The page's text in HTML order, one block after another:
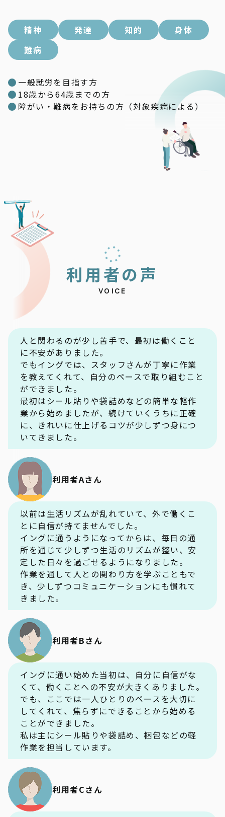
精神 発達 知的
身体
難病
一般就労を目指す方
18歳から64歳までの方
障がい・難病をお持ちの方（対象疾病による）
利用者の声
VOICE
人と関わるのが少し苦手で、最初は働くこと
に不安がありました。
でもイングでは、スタッフさんが丁寧に作業
を教えてくれて、自分のペースで取り組むこと
ができました。
最初はシール貼りや袋詰めなどの簡単な軽作
業から始めましたが、続けていくうちに正確
に、きれいに仕上げるコツが少しずつ身につ
いてきました。
利用者Aさん
以前は生活リズムが乱れていて、外で働くこ
とに自信が持てませんでした。
イングに通うようになってからは、毎日の通
所を通じて少しずつ生活のリズムが整い、安
定した日々を過ごせるようになりました。
作業を通して人との関わり方を学ぶこともで
き、少しずつコミュニケーションにも慣れて
きました。
利用者Bさん
イングに通い始めた当初は、自分に自信がな
くて、働くことへの不安が大きくありました。
でも、ここでは一人ひとりのペースを大切に
してくれて、焦らずにできることから始める
ことができました。
私は主にシール貼りや袋詰め、梱包などの軽
作業を担当しています。
利用者Cさん